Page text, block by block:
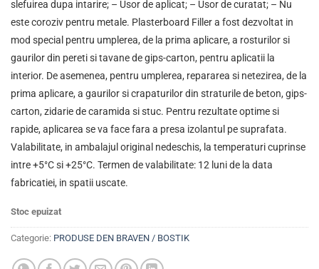
slefuirea dupa intarire; – Usor de aplicat; – Usor de curatat; – Nu
este coroziv pentru metale. Plasterboard Filler a fost dezvoltat in
mod special pentru umplerea, de la prima aplicare, a rosturilor si
gaurilor din pereti si tavane de gips-carton, pentru aplicatii la
interior. De asemenea, pentru umplerea, repararea si netezirea, de la
prima aplicare, a gaurilor si crapaturilor din straturile de beton, gips-
carton, zidarie de caramida si stuc. Pentru rezultate optime si
rapide, aplicarea se va face fara a presa izolantul pe suprafata.
Valabilitate, in ambalajul original nedeschis, la temperaturi cuprinse
intre +5°C si +25°C. Termen de valabilitate: 12 luni de la data
fabricatiei, in spatii uscate.
Stoc epuizat
Categorie: PRODUSE DEN BRAVEN / BOSTIK